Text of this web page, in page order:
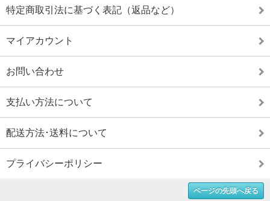
特定商取引法に基づく表記（返品など）
マイアカウント
お問い合わせ
支払い方法について
配送方法･送料について
プライバシーポリシー
ページの先頭へ戻る